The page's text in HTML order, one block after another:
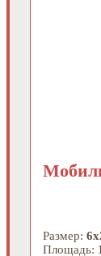
Размер:
Площадь: